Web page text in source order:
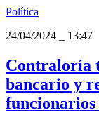
Política
24/04/2024
13:47
Contraloría
bancario y
funcionarios